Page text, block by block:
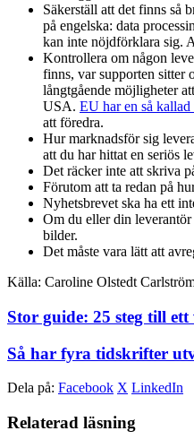
Säkerställ att det finns så
på engelska: data
kan inte nöjdförklara sig.
Kontrollera om någon
finns, var supporten sitter
långtgående möjligheter
USA. EU har en så kallad
att föredra.
Hur marknadsför sig
att du har hittat en seriös
Det räcker inte att skriva
Förutom att ta redan på
Nyhetsbrevet ska ha ett
Om du eller din
bilder.
Det måste vara lätt att
Källa: Caroline Olstedt
Stor guide: 25 steg till ett
Så har fyra tidskrifter
Dela på: Facebook X LinkedIn
Relaterad läsning